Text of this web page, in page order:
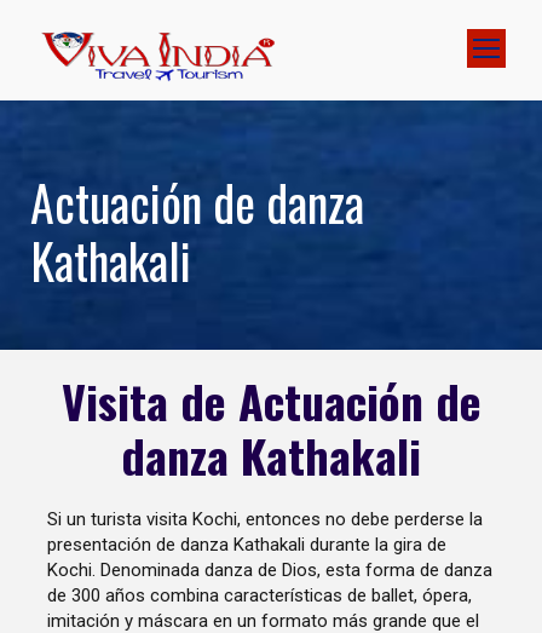
Actuación de danza
Kathakali
Visita de Actuación de
danza Kathakali
Si un turista visita Kochi, entonces no debe perderse la
presentación de danza Kathakali durante la gira de
Kochi. Denominada danza de Dios, esta forma de danza
de 300 años combina características de ballet, ópera,
imitación y máscara en un formato más grande que el